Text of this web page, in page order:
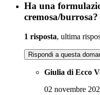
Ha una
cremosa/burrosa?
1 risposta, ultima
Rispondi a questa
Giulia di Ecco
02 novembre